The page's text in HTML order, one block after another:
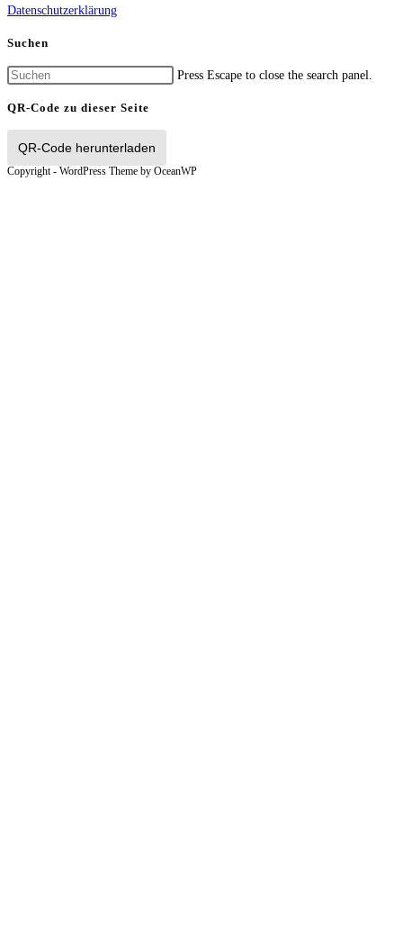
Datenschutzerklärung
Suchen
Press Escape to close the search panel.
QR-Code zu dieser Seite
QR-Code herunterladen
Copyright - WordPress Theme by OceanWP